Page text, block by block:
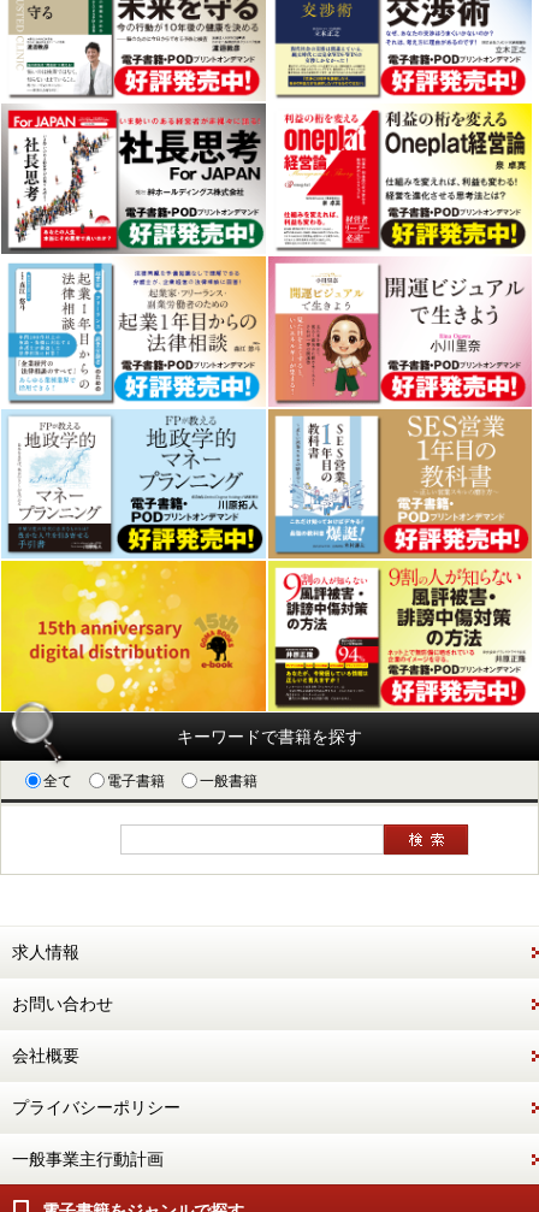
キーワードで書籍を探す
全て 電子書籍 一般書籍
求人情報
お問い合わせ
会社概要
プライバシーポリシー
一般事業主行動計画